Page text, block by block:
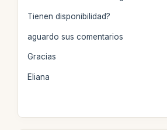
Tienen disponibilidad?
aguardo sus comentarios
Gracias
Eliana